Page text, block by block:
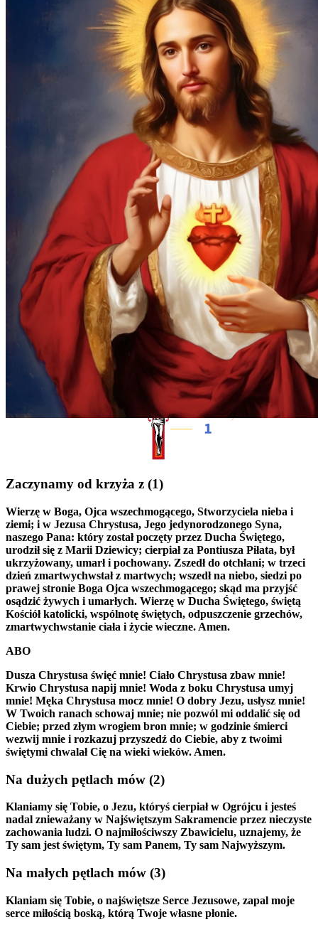
Zaczynamy od krzyża z (1)
Wierzę w Boga, Ojca wszechmogącego, Stworzyciela nieba i
ziemi; i w Jezusa Chrystusa, Jego jedynorodzonego Syna,
naszego Pana: który został poczęty przez Ducha Świętego,
urodził się z Marii Dziewicy; cierpiał za Pontiusza Piłata, był
ukrzyżowany, umarł i pochowany. Zszedł do otchłani; w trzeci
dzień zmartwychwstał z martwych; wszedł na niebo, siedzi po
prawej stronie Boga Ojca wszechmogącego; skąd ma przyjść
osądzić żywych i umarłych. Wierzę w Ducha Świętego, świętą
Kościół katolicki, wspólnotę świętych, odpuszczenie grzechów,
zmartwychwstanie ciała i życie wieczne. Amen.
ABO
Dusza Chrystusa święć mnie! Ciało Chrystusa zbaw mnie!
Krwio Chrystusa napij mnie! Woda z boku Chrystusa umyj
mnie! Męka Chrystusa mocz mnie! O dobry Jezu, usłysz mnie!
W Twoich ranach schowaj mnie; nie pozwól mi oddalić się od
Ciebie; przed złym wrogiem bron mnie; w godzinie śmierci
wezwij mnie i rozkazuj przyszedź do Ciebie, aby z twoimi
świętymi chwalał Cię na wieki wieków. Amen.
Na dużych pętlach mów (2)
Klaniamy się Tobie, o Jezu, któryś cierpiał w Ogrójcu i jesteś
nadal znieważany w Najświętszym Sakramencie przez nieczyste
zachowania ludzi. O najmiłościwszy Zbawicielu, uznajemy, że
Ty sam jest świętym, Ty sam Panem, Ty sam Najwyższym.
Na małych pętlach mów (3)
Klaniam się Tobie, o najświętsze Serce Jezusowe, zapal moje
serce miłością boską, którą Twoje własne płonie.